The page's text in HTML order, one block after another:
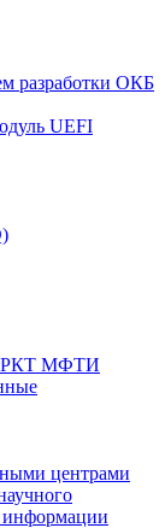
разработки ОКБ
UEFI
МФТИ
центрами
информации